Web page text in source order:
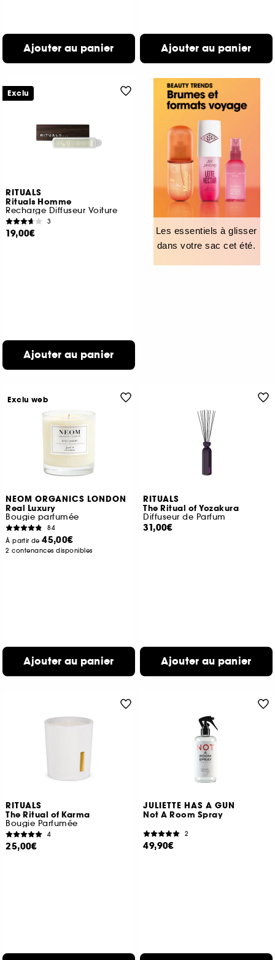
Ajouter au panier Ajouter au panier
RITUALS
Rituals Homme
Recharge Diffuseur Voiture
3
19,00€
Ajouter au panier
Exclu
Les essentiels à glisser
dans votre sac cet été.
NEOM ORGANICS LONDON
Real Luxury
Bougie parfumée
84
À partir de45,00€
2 contenances disponibles
Ajouter au panier
Exclu web
RITUALS
The Ritual of Yozakura
Diffuseur de Parfum
31,00€
Ajouter au panier
RITUALS
The Ritual of Karma
Bougie Parfumée
4
25,00€
JULIETTE HAS A GUN
Not A Room Spray
2
49,90€